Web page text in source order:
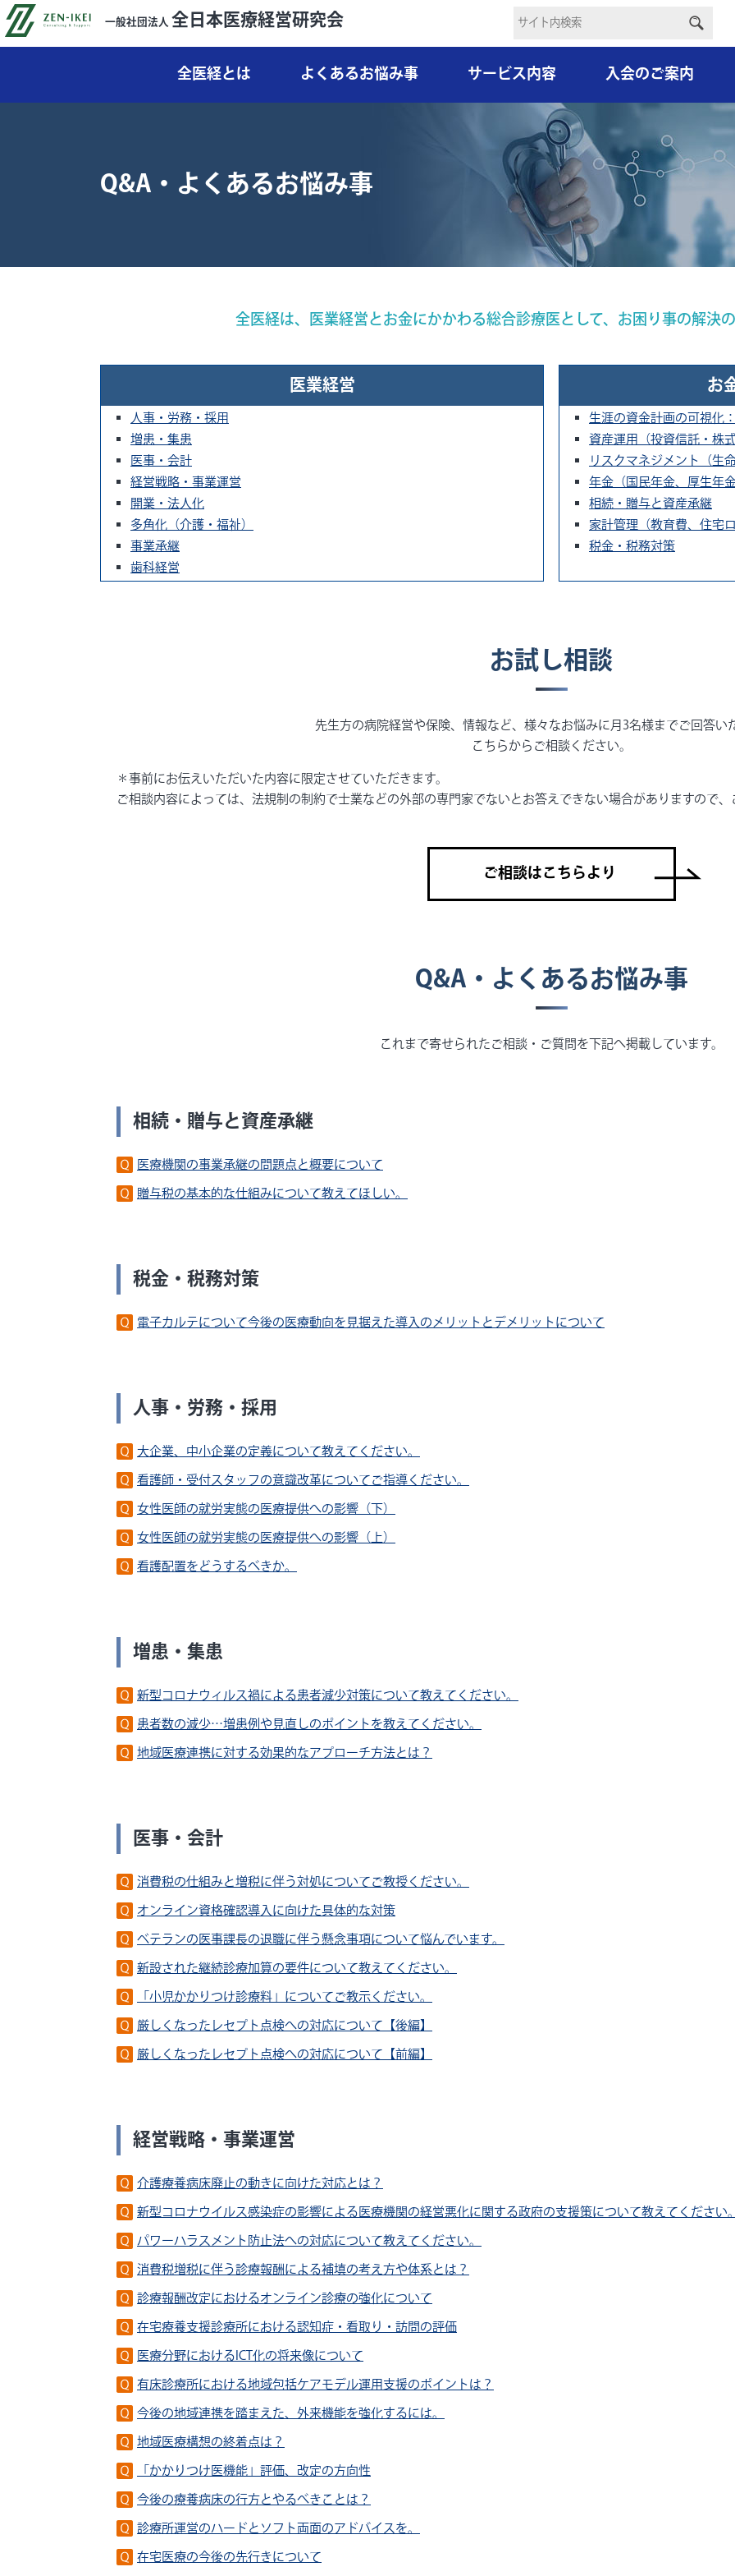
一般社団法人全日本医療経営研究会
全医経とは よくあるお悩み事 サービス内容 入会のご案内
Q&A・よくあるお悩み事
全医経は、医業経営とお金にかかわる総合診療医として、お困り事の解決の
医業経営
人事・労務・採用
増患・集患
医事・会計
経営戦略・事業運営
開業・法人化
多角化（介護・福祉）
事業承継
歯科経営
お
生涯の資金計画の可視化
資産運用（投資信託・株
リスクマネジメント（生
年金（国民年金、厚生年
相続・贈与と資産承継
家計管理（教育費、住宅
税金・税務対策
お試し相談
先生方の病院経営や保険、情報など、様々なお悩みに月3名様までご回答い
こちらからご相談ください。
＊事前にお伝えいただいた内容に限定させていただきます。
ご相談内容によっては、法規制の制約で士業などの外部の専門家でないとお答えできない場合がありますので、
ご相談はこちらより
Q&A・よくあるお悩み事
これまで寄せられたご相談・ご質問を下記へ掲載しています。
相続・贈与と資産承継
医療機関の事業承継の問題点と概要について
贈与税の基本的な仕組みについて教えてほしい。
税金・税務対策
電子カルテについて今後の医療動向を見据えた導入のメリットとデメリットについて
人事・労務・採用
大企業、中小企業の定義について教えてください。
看護師・受付スタッフの意識改革についてご指導ください。
女性医師の就労実態の医療提供への影響（下）
女性医師の就労実態の医療提供への影響（上）
看護配置をどうするべきか。
増患・集患
新型コロナウィルス禍による患者減少対策について教えてください。
患者数の減少…増患例や見直しのポイントを教えてください。
地域医療連携に対する効果的なアプローチ方法とは？
医事・会計
消費税の仕組みと増税に伴う対処についてご教授ください。
オンライン資格確認導入に向けた具体的な対策
ベテランの医事課長の退職に伴う懸念事項について悩んでいます。
新設された継続診療加算の要件について教えてください。
「小児かかりつけ診療料」についてご教示ください。
厳しくなったレセプト点検への対応について【後編】
厳しくなったレセプト点検への対応について【前編】
経営戦略・事業運営
介護療養病床廃止の動きに向けた対応とは？
新型コロナウイルス感染症の影響による医療機関の経営悪化に関する政府の支援策について教えてください。
パワーハラスメント防止法への対応について教えてください。
消費税増税に伴う診療報酬による補填の考え方や体系とは？
診療報酬改定におけるオンライン診療の強化について
在宅療養支援診療所における認知症・看取り・訪問の評価
医療分野におけるICT化の将来像について
有床診療所における地域包括ケアモデル運用支援のポイントは？
今後の地域連携を踏まえた、外来機能を強化するには。
地域医療構想の終着点は？
「かかりつけ医機能」評価、改定の方向性
今後の療養病床の行方とやるべきことは？
診療所運営のハードとソフト両面のアドバイスを。
在宅医療の今後の先行きについて